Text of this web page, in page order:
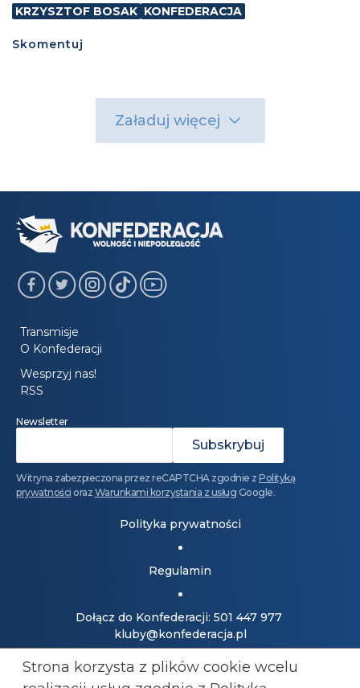
KRZYSZTOF BOSAK KONFEDERACJA
Skomentuj
Załaduj więcej
Transmisje
O Konfederacji
Wesprzyj nas!
RSS
Newsletter
Witryna zabezpieczona przez reCAPTCHA zgodnie z Polityką
prywatności oraz Warunkami korzystania z usług Google.
Polityka prywatności
Regulamin
Dołącz do Konfederacji: 501 447 977
kluby@konfederacja.pl
Kontakt dla mediów: 690 868 101
Strona korzysta z plików cookie wcelu